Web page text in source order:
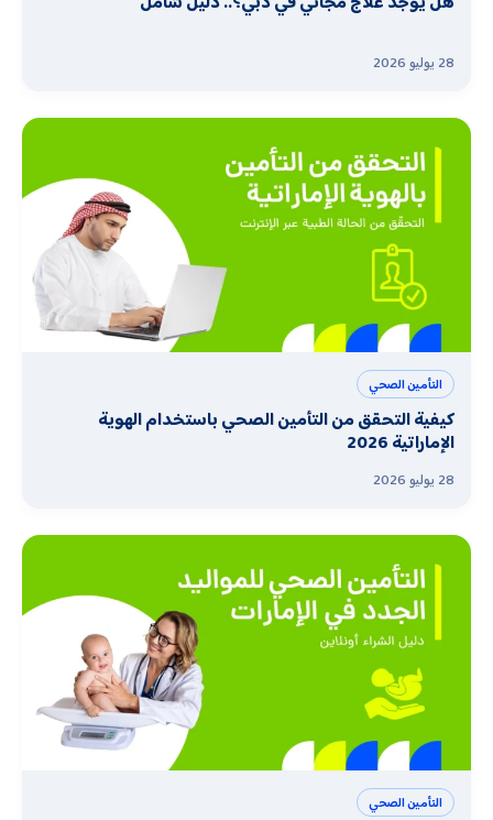
28 يوليو 2026
التأمين الصحي
كيفية التحقق من التأمين الصحي باستخدام الهوية
الإماراتية 2026
28 يوليو 2026
التأمين الصحي